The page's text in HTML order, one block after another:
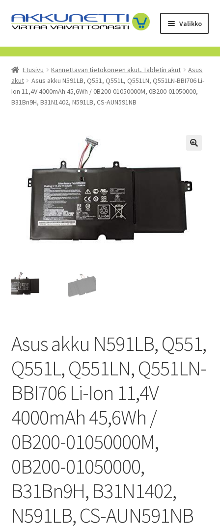
Siirry
navigointiin
Siirry
sisältöön
Valikko
Kauppa
Tietoa meistä
Yrityksille
POISTUVAT TUOTTEET
Etusivu Kannettavan tietokoneen akut, Tabletin akut
Asus
akut
Asus akku N591LB, Q551, Q551L, Q551LN, Q551LN-BBI706 Li-
Ion 11,4V 4000mAh 45,6Wh / 0B200-01050000M, 0B200-01050000,
B31Bn9H, B31N1402, N591LB, CS-AUN591NB
Asus akku N591LB, Q551,
Q551L, Q551LN, Q551LN-
BBI706 Li-Ion 11,4V
4000mAh 45,6Wh /
0B200-01050000M,
0B200-01050000,
B31Bn9H, B31N1402,
N591LB, CS-AUN591NB